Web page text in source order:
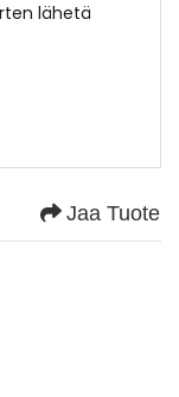
lähetä
Jaa Tuote